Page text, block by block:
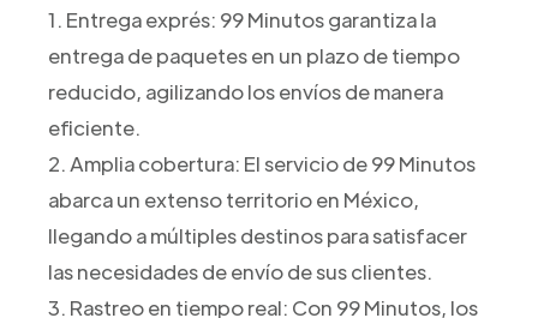
1. Entrega exprés: 99 Minutos garantiza la
entrega de paquetes en un plazo de tiempo
reducido, agilizando los envíos de manera
eficiente.
2. Amplia cobertura: El servicio de 99 Minutos
abarca un extenso territorio en México,
llegando a múltiples destinos para satisfacer
las necesidades de envío de sus clientes.
3. Rastreo en tiempo real: Con 99 Minutos, los